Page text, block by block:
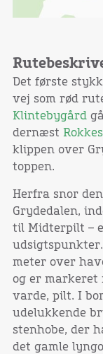
Det første
vej som rød
Klintebygård
dernæst
klippen over
toppen.
Herfra snor
Grydedalen,
til Midterpilt –
meter over
og er markeret
varde, pilt. I
udelukkende
stenhobe, der
det gamle